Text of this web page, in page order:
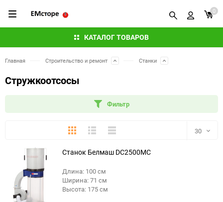
КАТАЛОГ ТОВАРОВ
0
Главная Строительство и ремонт Станки
Стружкоотсосы
Фильтр
ПлиткаПодробноКомпактно 30
еще 5 фото
Станок Белмаш DC2500MC
Длина: 100 см
Ширина: 71 см
Высота: 175 см